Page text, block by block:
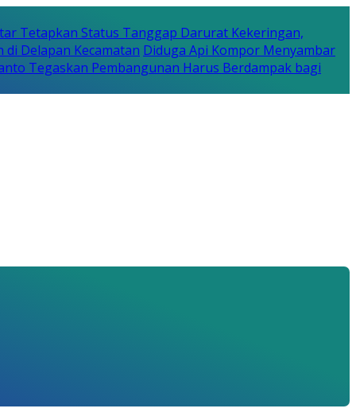
Tetapkan Status Tanggap Darurat Kekeringan,
Delapan Kecamatan Diduga Api Kompor Menyambar
Tegaskan Pembangunan Harus Berdampak bagi